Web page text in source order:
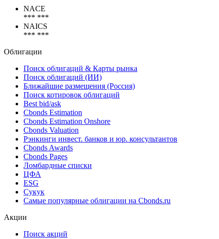
Коды
*** ***
*** ***
Облигации
Поиск облигаций & Карты рынка
Поиск облигаций (ИИ)
Ближайшие размещения (Россия)
Поиск котировок облигаций
Best bid/ask
Cbonds Estimation
Cbonds Estimation Onshore
Cbonds Valuation
Рэнкинги инвест. банков и юр. консультантов
Cbonds Awards
Cbonds Pages
Ломбардные списки
ESG
Самые популярные облигации на Cbonds.ru